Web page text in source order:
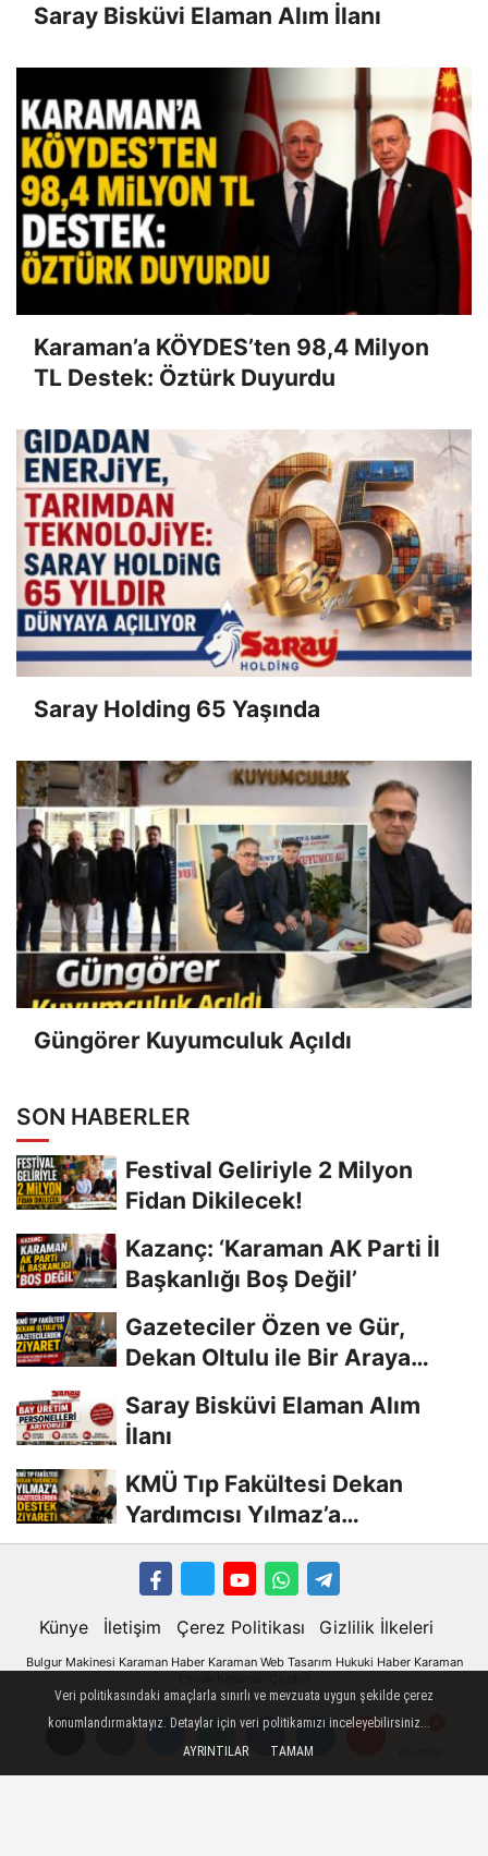
Saray Bisküvi Elaman Alım İlanı
Karaman’a KÖYDES’ten 98,4 Milyon
TL Destek: Öztürk Duyurdu
Saray Holding 65 Yaşında
Güngörer Kuyumculuk Açıldı
SON HABERLER
Festival Geliriyle 2 Milyon
Fidan Dikilecek!
Kazanç: ‘Karaman AK Parti İl
Başkanlığı Boş Değil’
Gazeteciler Özen ve Gür,
Dekan Oltulu ile Bir Araya
Saray Bisküvi Elaman Alım
İlanı
KMÜ Tıp Fakültesi Dekan
Yardımcısı Yılmaz’a
Gazetecilerden Destek...
Künye İletişim Çerez Politikası Gizlilik İlkeleri
Bulgur Makinesi Karaman Haber Karaman Web Tasarım Hukuki Haber Karaman
Karaman
Karaman Haber
Veri politikasındaki amaçlarla sınırlı ve mevzuata uygun şekilde çerez
konumlandırmaktayız. Detaylar için veri politikamızı inceleyebilirsiniz...
AYRINTILAR
TAMAM